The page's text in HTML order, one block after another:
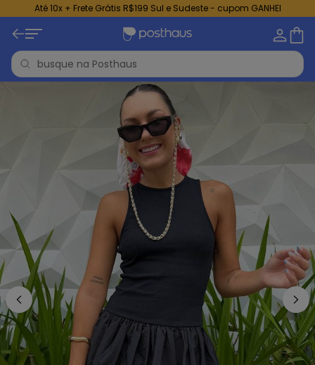
Até 10x + Frete Grátis R$199 Sul e Sudeste - cupom GANHEI